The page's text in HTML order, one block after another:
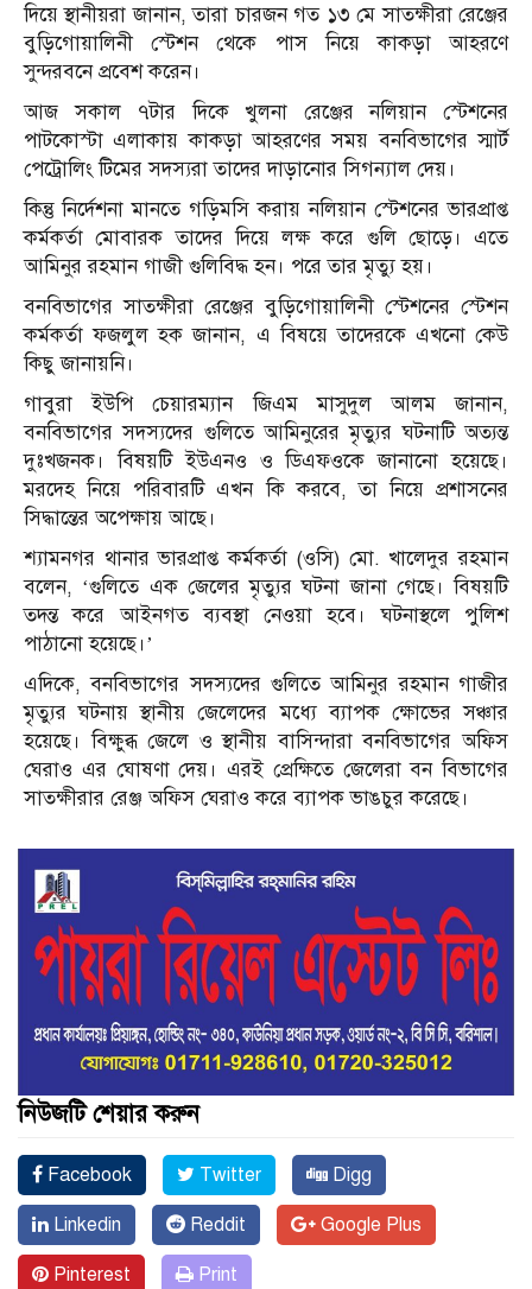
দিয়ে স্থানীয়রা জানান, তারা চারজন গত ১৩ মে সাতক্ষীরা রেঞ্জের
বুড়িগোয়ালিনী স্টেশন থেকে পাস নিয়ে কাকড়া আহরণে
সুন্দরবনে প্রবেশ করেন।
আজ সকাল ৭টার দিকে খুলনা রেঞ্জের নলিয়ান স্টেশনের
পাটকোস্টা এলাকায় কাকড়া আহরণের সময় বনবিভাগের স্মার্ট
পেট্রোলিং টিমের সদস্যরা তাদের দাড়ানোর সিগন্যাল দেয়।
কিন্তু নির্দেশনা মানতে গড়িমসি করায় নলিয়ান স্টেশনের ভারপ্রাপ্ত
কর্মকর্তা মোবারক তাদের দিয়ে লক্ষ করে গুলি ছোড়ে। এতে
আমিনুর রহমান গাজী গুলিবিদ্ধ হন। পরে তার মৃত্যু হয়।
বনবিভাগের সাতক্ষীরা রেঞ্জের বুড়িগোয়ালিনী স্টেশনের স্টেশন
কর্মকর্তা ফজলুল হক জানান, এ বিষয়ে তাদেরকে এখনো কেউ
কিছু জানায়নি।
গাবুরা ইউপি চেয়ারম্যান জিএম মাসুদুল আলম জানান,
বনবিভাগের সদস্যদের গুলিতে আমিনুরের মৃত্যুর ঘটনাটি অত্যন্ত
দুঃখজনক। বিষয়টি ইউএনও ও ডিএফওকে জানানো হয়েছে।
মরদেহ নিয়ে পরিবারটি এখন কি করবে, তা নিয়ে প্রশাসনের
সিদ্ধান্তের অপেক্ষায় আছে।
শ্যামনগর থানার ভারপ্রাপ্ত কর্মকর্তা (ওসি) মো. খালেদুর রহমান
বলেন, ‘গুলিতে এক জেলের মৃত্যুর ঘটনা জানা গেছে। বিষয়টি
তদন্ত করে আইনগত ব্যবস্থা নেওয়া হবে। ঘটনাস্থলে পুলিশ
পাঠানো হয়েছে।’
এদিকে, বনবিভাগের সদস্যদের গুলিতে আমিনুর রহমান গাজীর
মৃত্যুর ঘটনায় স্থানীয় জেলেদের মধ্যে ব্যাপক ক্ষোভের সঞ্চার
হয়েছে। বিক্ষুব্ধ জেলে ও স্থানীয় বাসিন্দারা বনবিভাগের অফিস
ঘেরাও এর ঘোষণা দেয়। এরই প্রেক্ষিতে জেলেরা বন বিভাগের
সাতক্ষীরার রেঞ্জ অফিস ঘেরাও করে ব্যাপক ভাঙচুর করেছে।
নিউজটি শেয়ার করুন
Facebook Twitter Digg
Linkedin Reddit Google Plus
Pinterest Print